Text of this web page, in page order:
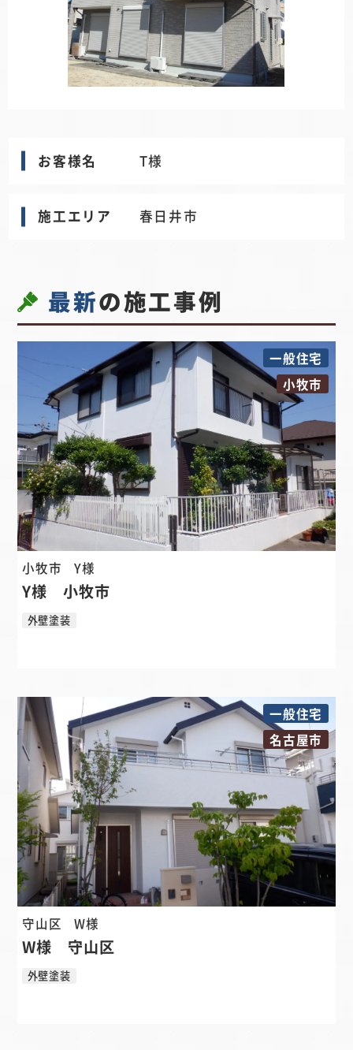
お客様名 T様
施工エリア 春日井市
最新の施工事例
一般住宅
小牧市
小牧市 Y様
Y様 小牧市
外壁塗装
一般住宅
名古屋市
守山区 W様
W様 守山区
外壁塗装